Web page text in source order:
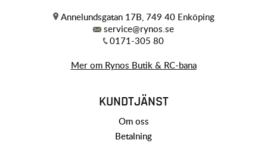
Annelundsgatan 17B, 749 40 Enköping
service@rynos.se
0171-305 80
Mer om Rynos Butik & RC-bana
KUNDTJÄNST
Om oss
Betalning